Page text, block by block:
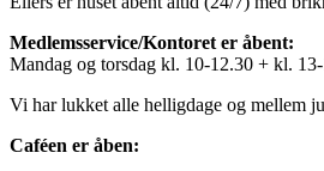
Medlemsservice/Kontoret er åbent:
Mandag og torsdag kl. 10-12.30 + kl.
Vi har lukket alle helligdage og mellem
Caféen er åben: